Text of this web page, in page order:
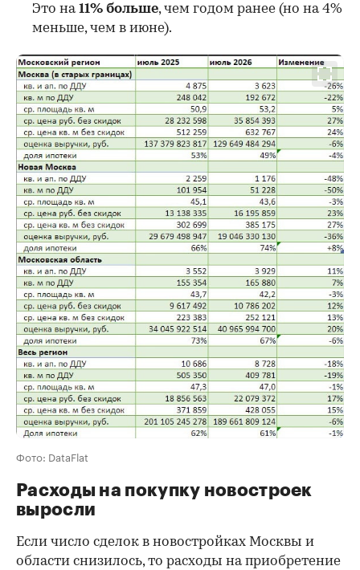
Это на11% больше, чем годом ранее (но на 4%
меньше, чем в июне).
Фото: DataFlat
Расходы на покупку новостроек
выросли
Если число сделок в новостройках Москвы и
области снизилось, то расходы на приобретение